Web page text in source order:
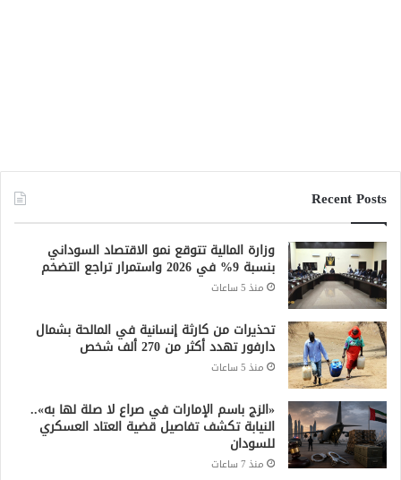
Recent Posts
وزارة المالية تتوقع نمو الاقتصاد السوداني
بنسبة 9% في 2026 واستمرار تراجع التضخم
منذ 5 ساعات
تحذيرات من كارثة إنسانية في المالحة بشمال
دارفور تهدد أكثر من 270 ألف شخص
منذ 5 ساعات
«الزج باسم الإمارات في صراع لا صلة لها به»..
النيابة تكشف تفاصيل قضية العتاد العسكري
للسودان
منذ 7 ساعات